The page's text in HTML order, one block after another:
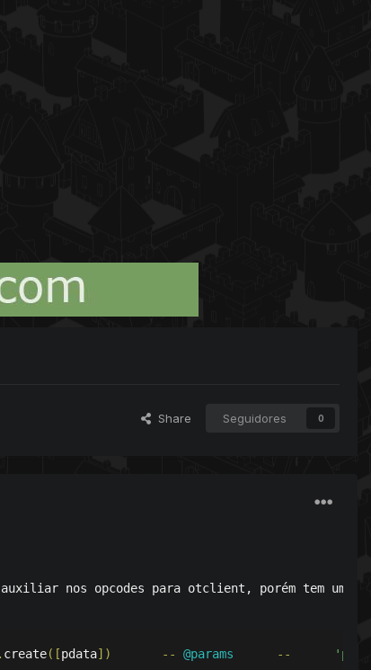
Share Seguidores 0
nos opcodes para otclient, porém tem uma
. create([pdata]) -- @params --